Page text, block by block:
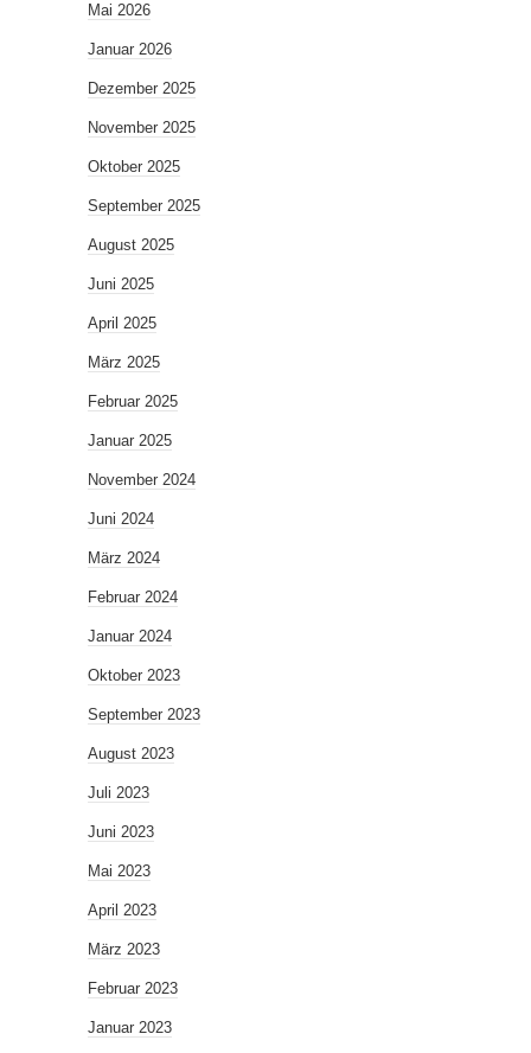
Mai 2026
Januar 2026
Dezember 2025
November 2025
Oktober 2025
September 2025
August 2025
Juni 2025
April 2025
März 2025
Februar 2025
Januar 2025
November 2024
Juni 2024
März 2024
Februar 2024
Januar 2024
Oktober 2023
September 2023
August 2023
Juli 2023
Juni 2023
Mai 2023
April 2023
März 2023
Februar 2023
Januar 2023